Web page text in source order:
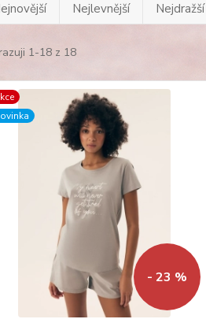
Nejlevnější Nejdražší
1-18 z 18
- 23 %